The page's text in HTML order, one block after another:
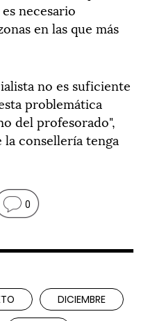
necesario
en las que más
no es suficiente
problemática
del profesorado",
la consellería tenga
0
DICIEMBRE